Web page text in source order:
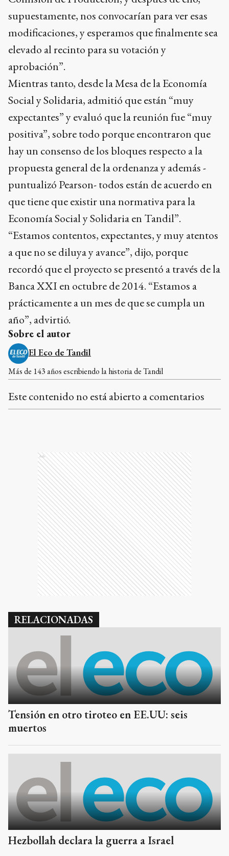
supuestamente, nos convocarían para ver esas
modificaciones, y esperamos que finalmente sea
elevado al recinto para su votación y
aprobación”.
Mientras tanto, desde la Mesa de la Economía
Social y Solidaria, admitió que están “muy
expectantes” y evaluó que la reunión fue “muy
positiva”, sobre todo porque encontraron que
hay un consenso de los bloques respecto a la
propuesta general de la ordenanza y además -
puntualizó Pearson- todos están de acuerdo en
que tiene que existir una normativa para la
Economía Social y Solidaria en Tandil”.
“Estamos contentos, expectantes, y muy atentos
a que no se diluya y avance”, dijo, porque
recordó que el proyecto se presentó a través de la
Banca XXI en octubre de 2014. “Estamos a
prácticamente a un mes de que se cumpla un
año”, advirtió.
Sobre el autor
El Eco de Tandil
Más de 143 años escribiendo la historia de Tandil
Este contenido no está abierto a comentarios
Ads
RELACIONADAS
Tensión en otro tiroteo en EE.UU: seis
muertos
Hezbollah declara la guerra a Israel